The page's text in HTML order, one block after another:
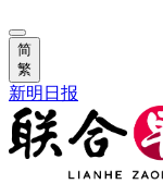
简
繁
新明日报